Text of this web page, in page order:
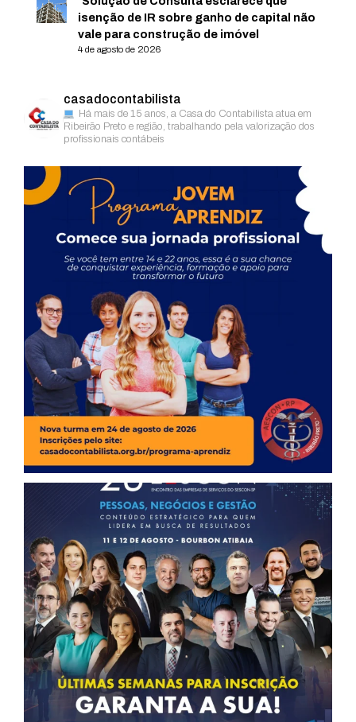
isenção de IR sobre ganho de capital não
vale para construção de imóvel
4 de agosto de 2026
casadocontabilista
Há mais de 15 anos, a Casa do Contabilista atua em
Ribeirão Preto e região, trabalhando pela valorização dos
profissionais contábeis